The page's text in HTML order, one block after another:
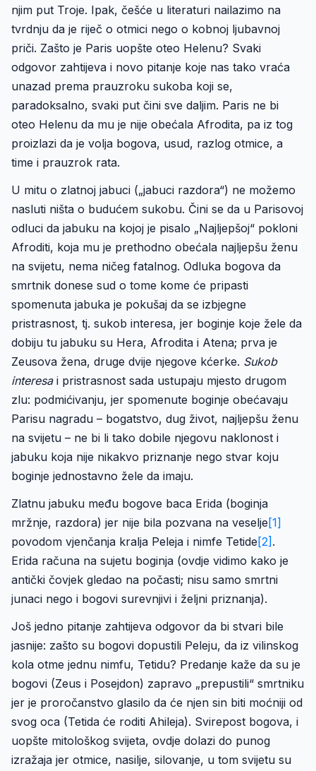
njim put Troje. Ipak, češće u literaturi nailazimo na
tvrdnju da je riječ o otmici nego o kobnoj ljubavnoj
priči. Zašto je Paris uopšte oteo Helenu? Svaki
odgovor zahtijeva i novo pitanje koje nas tako vraća
unazad prema prauzroku sukoba koji se,
paradoksalno, svaki put čini sve daljim. Paris ne bi
oteo Helenu da mu je nije obećala Afrodita, pa iz tog
proizlazi da je volja bogova, usud, razlog otmice, a
time i prauzrok rata.
U mitu o zlatnoj jabuci („jabuci razdora“) ne možemo
nasluti ništa o budućem sukobu. Čini se da u Parisovoj
odluci da jabuku na kojoj je pisalo „Najljepšoj“ pokloni
Afroditi, koja mu je prethodno obećala najljepšu ženu
na svijetu, nema ničeg fatalnog. Odluka bogova da
smrtnik donese sud o tome kome će pripasti
spomenuta jabuka je pokušaj da se izbjegne
pristrasnost, tj. sukob interesa, jer boginje koje žele da
dobiju tu jabuku su Hera, Afrodita i Atena; prva je
Zeusova žena, druge dvije njegove kćerke. Sukob
interesai pristrasnost sada ustupaju mjesto drugom
zlu: podmićivanju, jer spomenute boginje obećavaju
Parisu nagradu – bogatstvo, dug život, najljepšu ženu
na svijetu – ne bi li tako dobile njegovu naklonost i
jabuku koja nije nikakvo priznanje nego stvar koju
boginje jednostavno žele da imaju.
Zlatnu jabuku među bogove baca Erida (boginja
mržnje, razdora) jer nije bila pozvana na veselje [1]
povodom vjenčanja kralja Peleja i nimfe Tetide [2] .
Erida računa na sujetu boginja (ovdje vidimo kako je
antički čovjek gledao na počasti; nisu samo smrtni
junaci nego i bogovi surevnjivi i željni priznanja).
Još jedno pitanje zahtijeva odgovor da bi stvari bile
jasnije: zašto su bogovi dopustili Peleju, da iz vilinskog
kola otme jednu nimfu, Tetidu? Predanje kaže da su je
bogovi (Zeus i Posejdon) zapravo „prepustili“ smrtniku
jer je proročanstvo glasilo da će njen sin biti moćniji od
svog oca (Tetida će roditi Ahileja). Svirepost bogova, i
uopšte mitološkog svijeta, ovdje dolazi do punog
izražaja jer otmice, nasilje, silovanje, u tom svijetu su